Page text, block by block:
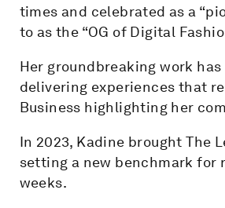
times and celebrated as a
to as the “OG of Digital
Her groundbreaking work
delivering experiences that
Business highlighting her
In 2023, Kadine brought The
setting a new benchmark for
weeks.